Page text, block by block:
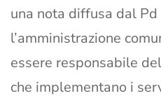
una nota diffusa dal Pd
l’amministrazione
essere responsabile
che implementano i